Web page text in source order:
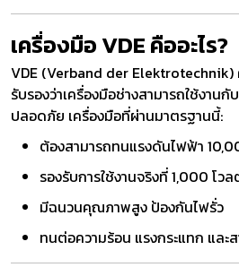
เครื่องมือ VDE คืออะไร?
VDE (Verband der Elektrotechnik)
รับรองว่าเครื่องมือช่างสามารถใช้งาน
ปลอดภัย เครื่องมือที่ผ่านมาตรฐานนี้:
ต้องสามารถทนแรงดันไฟฟ้า
รองรับการใช้งานจริงที่ 1,000 โวล
มีฉนวนคุณภาพสูง ป้องกันไฟรั่ว
ทนต่อความร้อน แรงกระแทก และ